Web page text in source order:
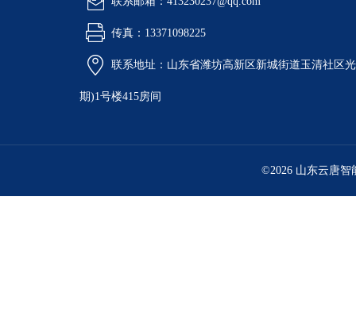
传真：13371098225
联系地址：山东省潍坊高新区新城街道玉清社区
期)1号楼415房间
©2026 山东云唐